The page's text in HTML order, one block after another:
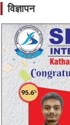
विज्ञापन